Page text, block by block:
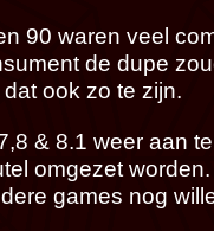
90 waren veel
de dupe
ook zo te zijn.
& 8.1 weer aan
omgezet
games nog